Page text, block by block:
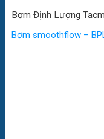
Bơm Định Lượng
Bơm smoothflow –